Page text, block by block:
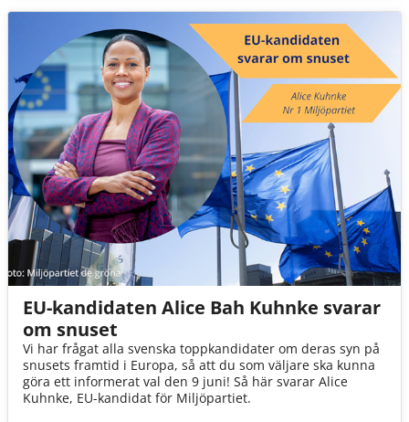
EU-kandidaten Alice Bah Kuhnke svarar
om snuset
Vi har frågat alla svenska toppkandidater om deras syn på
snusets framtid i Europa, så att du som väljare ska kunna
göra ett informerat val den 9 juni! Så här svarar Alice
Kuhnke, EU-kandidat för Miljöpartiet.